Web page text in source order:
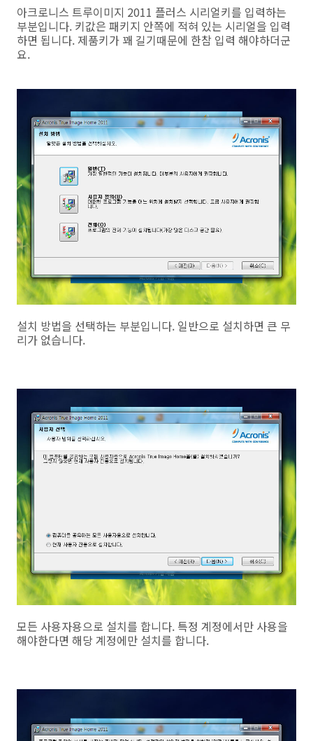
아크로니스 트루이미지 2011 플러스 시리얼키를 입력하는
부분입니다. 키값은 패키지 안쪽에 적혀 있는 시리얼을 입력
하면 됩니다. 제품키가 꽤 길기때문에 한참 입력 해야하더군
요.
설치 방법을 선택하는 부분입니다. 일반으로 설치하면 큰 무
리가 없습니다.
모든 사용자용으로 설치를 합니다. 특정 계정에서만 사용을
해야한다면 해당 계정에만 설치를 합니다.